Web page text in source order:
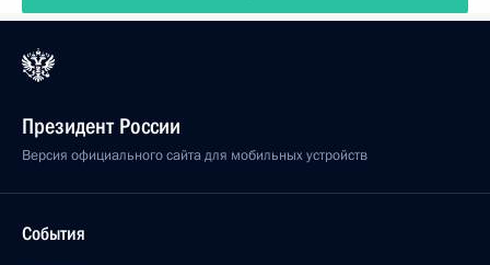
Президент России
Версия официального сайта для мобильных устройств
События